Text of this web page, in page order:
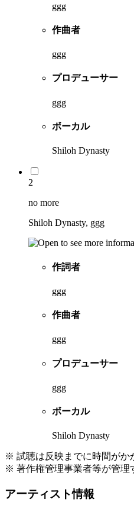
ggg
作曲者
ggg
プロデューサー
ggg
ボーカル
Shiloh Dynasty
2
no more
Shiloh Dynasty, ggg
作詞者
ggg
作曲者
ggg
プロデューサー
ggg
ボーカル
Shiloh Dynasty
※ 試聴は反映までに時間がか
※ 著作権管理事業者等が管理
アーティスト情報